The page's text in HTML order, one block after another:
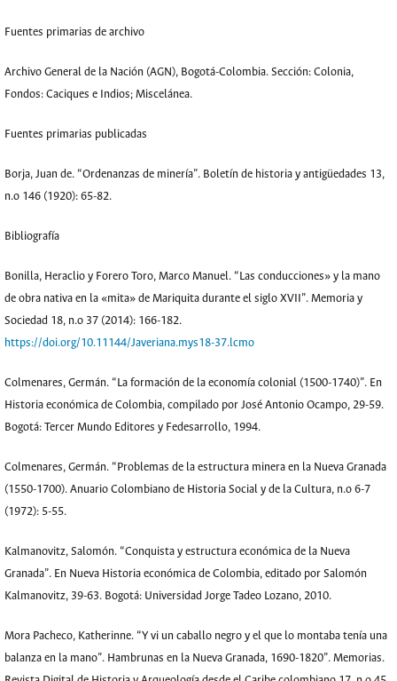
Fuentes primarias de archivo
Archivo General de la Nación (AGN), Bogotá-Colombia. Sección: Colonia,
Fondos: Caciques e Indios; Miscelánea.
Fuentes primarias publicadas
Borja, Juan de. “Ordenanzas de minería”. Boletín de historia y antigüedades 13,
n.o 146 (1920): 65-82.
Bibliografía
Bonilla, Heraclio y Forero Toro, Marco Manuel. “Las conducciones» y la mano
de obra nativa en la «mita» de Mariquita durante el siglo XVII”. Memoria y
Sociedad 18, n.o 37 (2014): 166-182.
https://doi.org/10.11144/Javeriana.mys18-37.lcmo
Colmenares, Germán. “La formación de la economía colonial (1500-1740)”. En
Historia económica de Colombia, compilado por José Antonio Ocampo, 29-59.
Bogotá: Tercer Mundo Editores y Fedesarrollo, 1994.
Colmenares, Germán. “Problemas de la estructura minera en la Nueva Granada
(1550-1700). Anuario Colombiano de Historia Social y de la Cultura, n.o 6-7
(1972): 5-55.
Kalmanovitz, Salomón. “Conquista y estructura económica de la Nueva
Granada”. En Nueva Historia económica de Colombia, editado por Salomón
Kalmanovitz, 39-63. Bogotá: Universidad Jorge Tadeo Lozano, 2010.
Mora Pacheco, Katherinne. “Y vi un caballo negro y el que lo montaba tenía una
balanza en la mano”. Hambrunas en la Nueva Granada, 1690-1820”. Memorias.